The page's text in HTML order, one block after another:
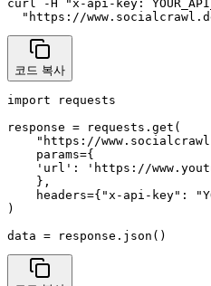
curl -H "x-api-key:
"https://
코드 복사
import requests
response = requests.get(
"https://
    params={
'url': 'https://
    },
headers={"x-api-key":
)
data = response.json()